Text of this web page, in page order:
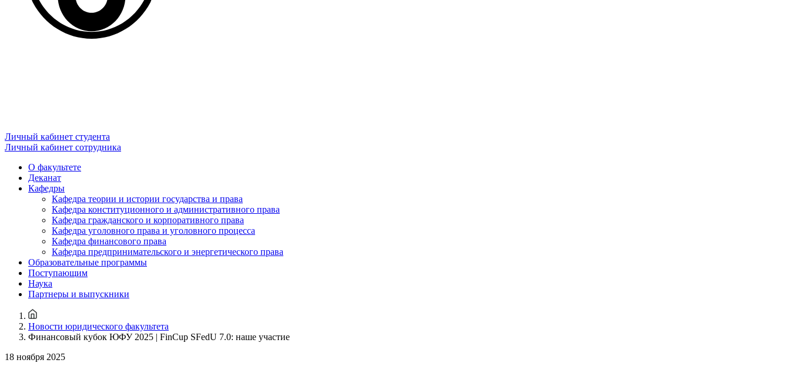
Личный кабинет студента
Личный кабинет сотрудника
О факультете
Деканат
Кафедры
Кафедра теории и истории государства и права
Кафедра конституционного и административного права
Кафедра гражданского и корпоративного права
Кафедра уголовного права и уголовного процесса
Кафедра финансового права
Кафедра предпринимательского и энергетического права
Образовательные программы
Поступающим
Наука
Партнеры и выпускники
Новости юридического факультета
Финансовый кубок ЮФУ 2025 | FinCup SFedU 7.0: наше участие
18 ноября 2025